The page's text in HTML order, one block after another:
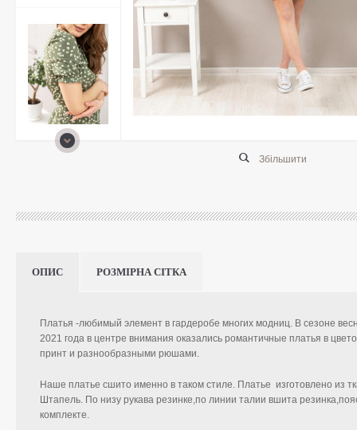
Збільшити
ОПИС РОЗМІРНА СІТКА
Платья -любимый элемент в гардеробе многих модниц. В сезоне
2021 года в центре внимания оказались романтичные платья в
принт и разнообразными рюшами.
Наше платье сшито именно в таком стиле. Платье изготовлено из
Штапель. По низу рукава резинке,по линии талии вшита
комплекте.